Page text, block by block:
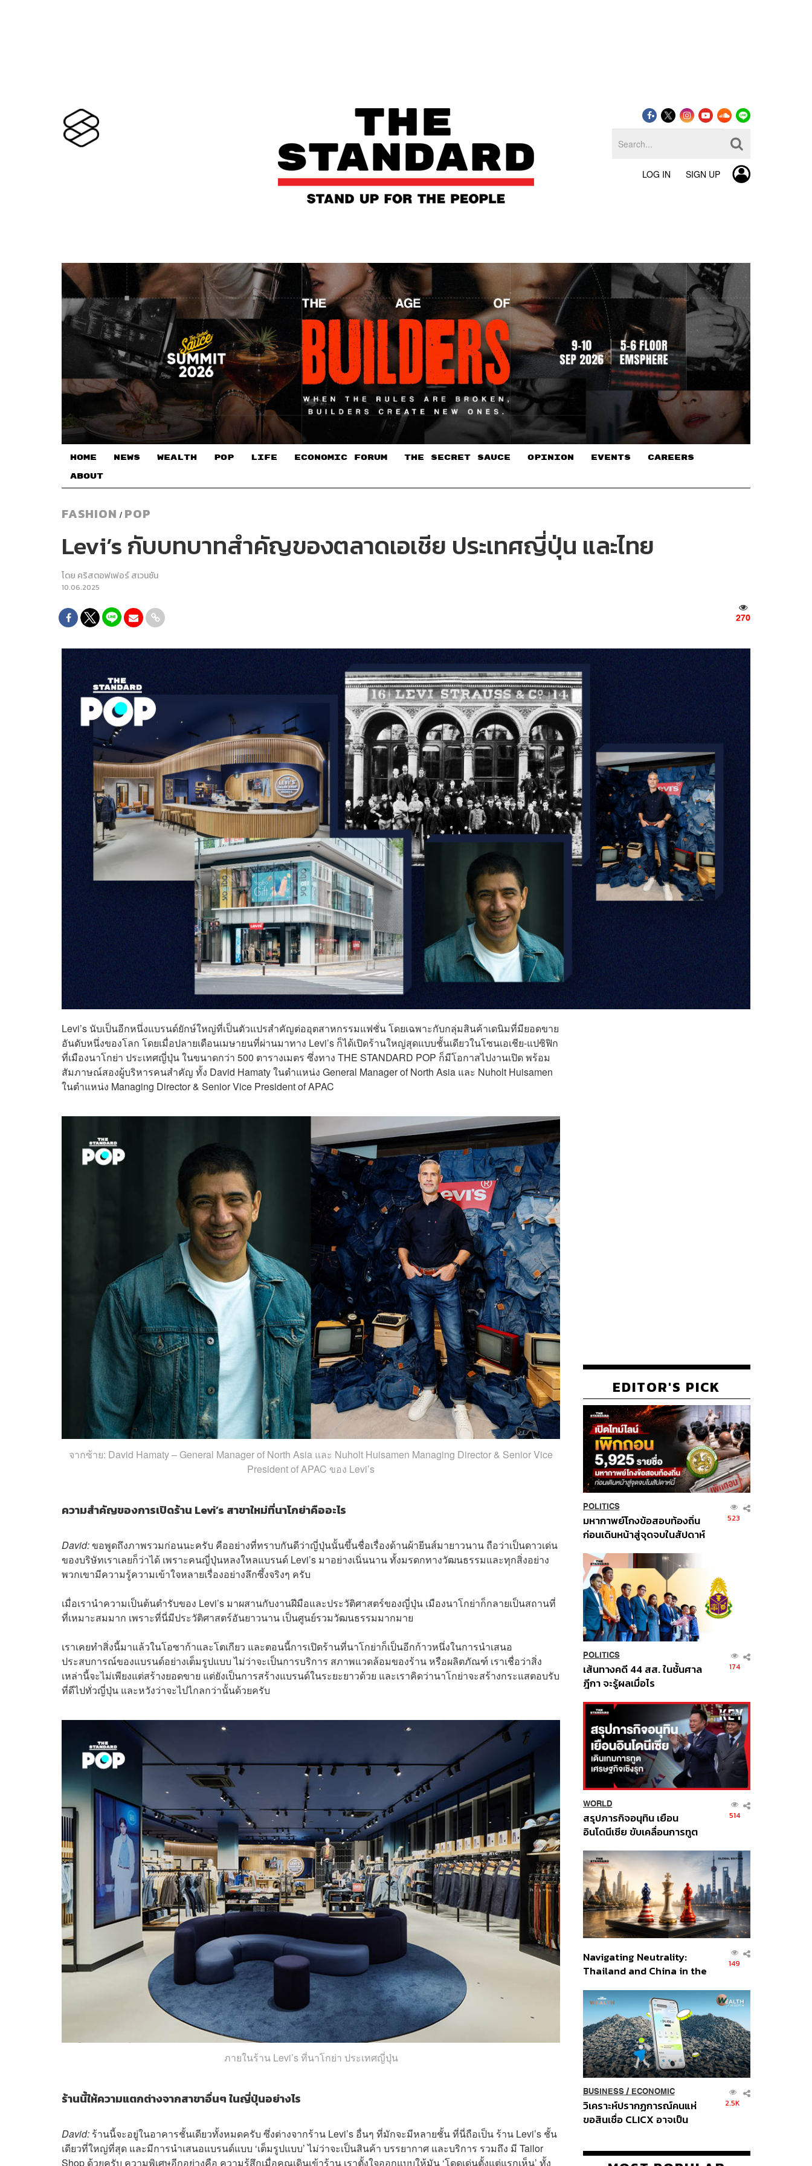
LOG IN SIGN UP
HOME NEWS WEALTH POP LIFE ECONOMIC FORUM THE SECRET SAUCE​ OPINION EVENTS CAREERS
ABOUT
FASHION / POP
Levi’s กับบทบาทสำคัญของตลาดเอเชีย ประเทศญี่ปุ่น และไทย
โดย คริสตอฟเฟอร์ สเวนซัน
10.06.2025
270
Levi’s นับเป็นอีกหนึ่งแบรนด์ยักษ์ใหญ่ที่เป็นตัวแปรสำคัญต่ออุตสาหกรรมแฟชั่น โดยเฉพาะกับกลุ่มสินค้าเดนิมที่มียอดขาย
อันดับหนึ่งของโลก โดยเมื่อปลายเดือนเมษายนที่ผ่านมาทาง Levi’s ก็ได้เปิดร้านใหญ่สุดแบบชั้นเดียวในโซนเอเชีย-แปซิฟิก
ที่เมืองนาโกย่า ประเทศญี่ปุ่น ในขนาดกว่า 500 ตารางเมตร ซึ่งทาง THE STANDARD POP ก็มีโอกาสไปงานเปิด พร้อม
สัมภาษณ์สองผู้บริหารคนสำคัญ ทั้ง David Hamaty ในตำแหน่ง General Manager of North Asia และ Nuholt Huisamen
ในตำแหน่ง Managing Director & Senior Vice President of APAC
จากซ้าย: David Hamaty – General Manager of North Asia และ Nuholt Huisamen Managing Director & Senior Vice
President of APAC ของ Levi’s
ความสำคัญของการเปิดร้าน Levi’s สาขาใหม่ที่นาโกย่าคืออะไร
David:ขอพูดถึงภาพรวมก่อนนะครับ คืออย่างที่ทราบกันดีว่าญี่ปุ่นนั้นขึ้นชื่อเรื่องด้านผ้ายีนส์มายาวนาน ถือว่าเป็นดาวเด่น
ของบริษัทเราเลยก็ว่าได้ เพราะคนญี่ปุ่นหลงใหลแบรนด์ Levi’s มาอย่างเนิ่นนาน ทั้งมรดกทางวัฒนธรรมและทุกสิ่งอย่าง
พวกเขามีความรู้ความเข้าใจหลายเรื่องอย่างลึกซึ้งจริงๆ ครับ
เมื่อเรานำความเป็นต้นตำรับของ Levi’s มาผสานกับงานฝีมือและประวัติศาสตร์ของญี่ปุ่น เมืองนาโกย่าก็กลายเป็นสถานที่
ที่เหมาะสมมาก เพราะที่นี่มีประวัติศาสตร์อันยาวนาน เป็นศูนย์รวมวัฒนธรรมมากมาย
เราเคยทำสิ่งนี้มาแล้วในโอซาก้าและโตเกียว และตอนนี้การเปิดร้านที่นาโกย่าก็เป็นอีกก้าวหนึ่งในการนำเสนอ
ประสบการณ์ของแบรนด์อย่างเต็มรูปแบบ ไม่ว่าจะเป็นการบริการ สภาพแวดล้อมของร้าน หรือผลิตภัณฑ์ เราเชื่อว่าสิ่ง
เหล่านี้จะไม่เพียงแต่สร้างยอดขาย แต่ยังเป็นการสร้างแบรนด์ในระยะยาวด้วย และเราคิดว่านาโกย่าจะสร้างกระแสตอบรับ
ที่ดีไปทั่วญี่ปุ่น และหวังว่าจะไปไกลกว่านั้นด้วยครับ
ภายในร้าน Levi’s ที่นาโกย่า ประเทศญี่ปุ่น
ร้านนี้ให้ความแตกต่างจากสาขาอื่นๆ ในญี่ปุ่นอย่างไร
David: ร้านนี้จะอยู่ในอาคารชั้นเดียวทั้งหมดครับ ซึ่งต่างจากร้าน Levi’s อื่นๆ ที่มักจะมีหลายชั้น ที่นี่ถือเป็น ร้าน Levi’s ชั้น
เดียวที่ใหญ่ที่สุด และมีการนำเสนอแบรนด์แบบ ‘เต็มรูปแบบ’ ไม่ว่าจะเป็นสินค้า บรรยากาศ และบริการ รวมถึง มี Tailor
Shop ด้วยครับ ความพิเศษอีกอย่างคือ ความรู้สึกเมื่อคุณเดินเข้าร้าน เราตั้งใจออกแบบให้มัน ‘โดดเด่นตั้งแต่แรกเห็น’ ทั้ง
EDITOR'S PICK
POLITICS
มหากาพย์โกงข้อสอบท้องถิ่น
ก่อนเดินหน้าสู่จุดจบในสัปดาห์
523
POLITICS
เส้นทางคดี 44 สส. ในชั้นศาล
ฎีกา จะรู้ผลเมื่อไร
174
WORLD
สรุปภารกิจอนุทิน เยือน
อินโดนีเซีย ขับเคลื่อนการทูต
ส่วนยุทธศาสตร์ไทย –
อินโดนีเซีย
514
Navigating Neutrality:
Thailand and China in the
Order
149
BUSINESS/ ECONOMIC
วิเคราะห์ปรากฏการณ์คนแห่
ขอสินเชื่อ CLICX อาจเป็น
ปัญหาหนี้ครัวเรือนไทยที่ถูกซุก
2.5K